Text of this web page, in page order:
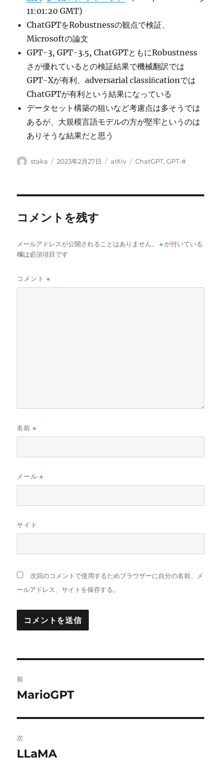
11:01:20 GMT)
ChatGPTをRobustnessの観点で検証、
Microsoftの論文
GPT-3, GPT-3.5, ChatGPTともにRobustness
さが優れているとの検証結果で機械翻訳では
GPT-Xが有利、adversarial classiﬁcationでは
ChatGPTが有利という結果になっている
データセット構築の狙いなど考慮点は多そうでは
あるが、大規模言語モデルの方が堅牢というのは
ありそうな結果だと思う
投
staka
投
2023年2月27日
カ
arXiv
タ
ChatGPT,GPT-#
コメントを残す
メールアドレスが公開されることはありません。 ※ が付いている
欄は必須項目です
コメント※
名前※
メール※
サイト
次回のコメントで使用するためブラウザーに自分の名前、メ
ールアドレス、サイトを保存する。
稿
ビ
ゲ
前
前
投
稿:
MarioGPT
次
次LLaMA